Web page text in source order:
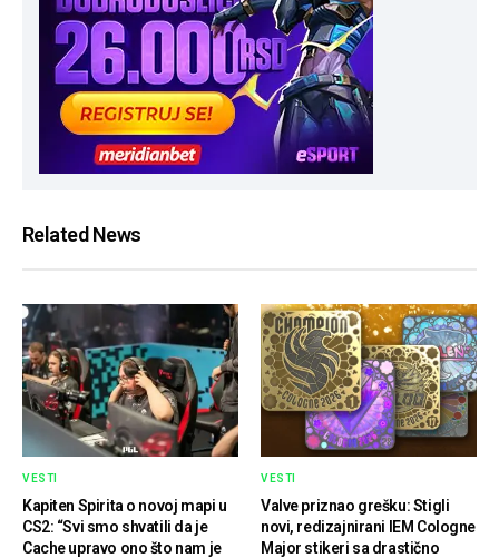
Related News
VESTI
Kapiten Spirita o novoj mapi u
CS2: “Svi smo shvatili da je
Cache upravo ono što nam je
VESTI
Valve priznao grešku: Stigli
novi, redizajnirani IEM Cologne
Major stikeri sa drastično